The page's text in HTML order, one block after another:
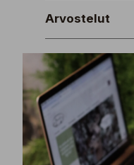
Arvostelut